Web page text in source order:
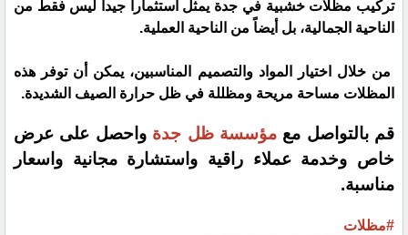
تركيب مظلات خشبية في جدة يمثل استثماراً جيداً ليس فقط من
الناحية الجمالية، بل أيضاً من الناحية العملية.
من خلال اختيار المواد والتصميم المناسبين، يمكن أن توفر هذه
المظلات مساحة مريحة ومظللة في ظل حرارة الصيف الشديدة.
قم بالتواصل معمؤسسة ظل جدة واحصل على عرض
خاص وخدمة عملاء راقية واستشارة مجانية واسعار
مناسبة.
#مظلات